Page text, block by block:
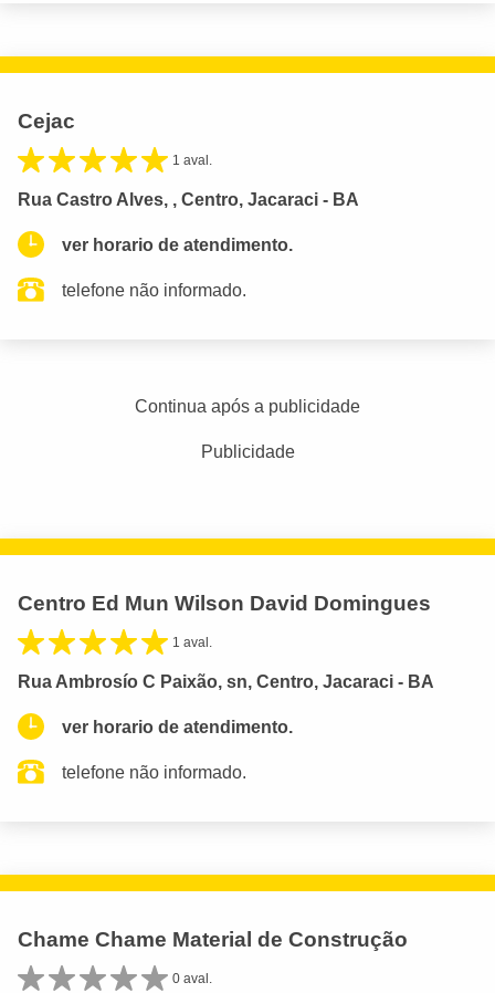
Cejac
1 aval.
Rua Castro Alves, , Centro, Jacaraci - BA
ver horario de atendimento.
telefone não informado.
Continua após a publicidade
Publicidade
Centro Ed Mun Wilson David Domingues
1 aval.
Rua Ambrosío C Paixão, sn, Centro, Jacaraci - BA
ver horario de atendimento.
telefone não informado.
Chame Chame Material de Construção
0 aval.